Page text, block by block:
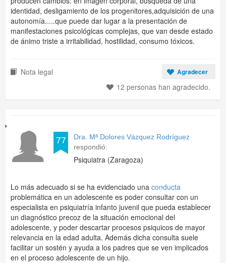
identidad, desligamiento de los progenitores,adquisición de una
autonomía.....que puede dar lugar a la presentación de
manifestaciones psicológicas complejas, que van desde estado
de ánimo triste a irritabilidad, hostilidad, consumo tóxicos.
Nota legal Agradecer
12 personas han agradecido.
77
Dra. Mª Dolores Vázquez Rodríguez
respondió:
Psiquiatra (Zaragoza)
Lo más adecuado si se ha evidenciado una conducta
problemática en un adolescente es poder consultar con un
especialista en psiquiatría infanto juvenil que pueda establecer
un diagnóstico precoz de la situación emocional del
adolescente, y poder descartar procesos psiquicos de mayor
relevancia en la edad adulta. Además dicha consulta suele
facilitar un sostén y ayuda a los padres que se ven implicados
en el proceso adolescente de un hijo.